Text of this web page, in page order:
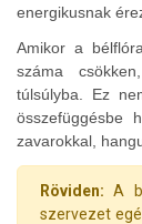
energikusnak
Amikor a
száma
túlsúlyba. Ez
összefüggésbe
zavarokkal,
Röviden: A
szervezet